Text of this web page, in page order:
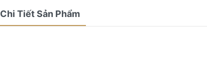
Chi Tiết Sản Phẩm